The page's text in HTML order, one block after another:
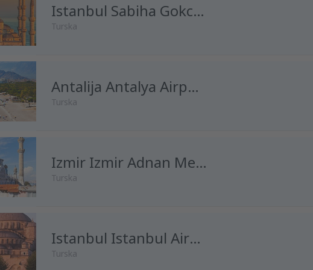
Istanbul Sabiha Gokcen
Turska
Antalija Antalya Airport
Turska
Izmir Izmir Adnan Menderes
Turska
Istanbul Istanbul Airport
Turska